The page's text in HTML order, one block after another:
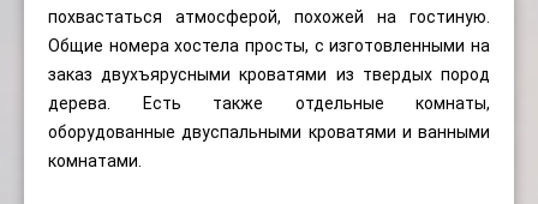
похвастаться атмосферой, похожей на гостиную.
Общие номера хостела просты, с изготовленными на
заказ двухъярусными кроватями из твердых пород
дерева. Есть также отдельные комнаты,
оборудованные двуспальными кроватями и ванными
комнатами.